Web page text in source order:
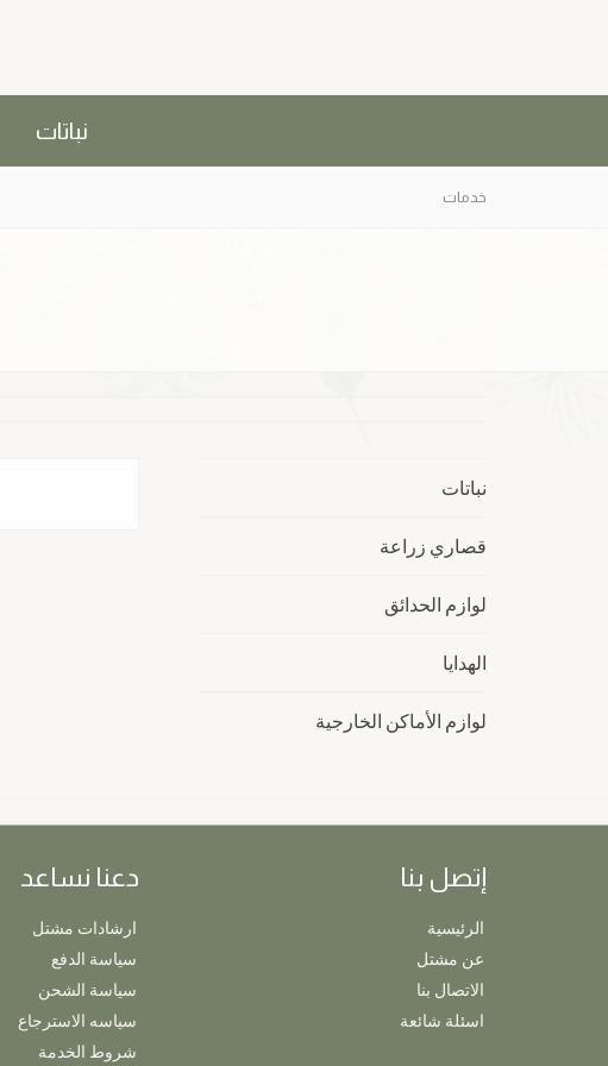
نباتات
خدمات
نباتات
قصاري زراعة
لوازم الحدائق
الهدايا
لوازم الأماكن الخارجية
إتصل بنا
الرئيسية
عن مشتل
الاتصال بنا
اسئلة شائعة
دعنا نساعد
ارشادات مشتل
سياسة الدفع
سياسة الشحن
سياسه الاسترجاع
شروط الخدمة